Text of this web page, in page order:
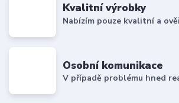
Kvalitní výrobky
Nabízím pouze kvalitní a
Osobní komunikace
V případě problému hned